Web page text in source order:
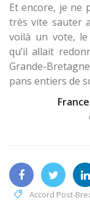
Et encore, je ne
très vite sauter
voilà un vote,
qu’il allait
Grande-
pans entiers de
Accord Post-